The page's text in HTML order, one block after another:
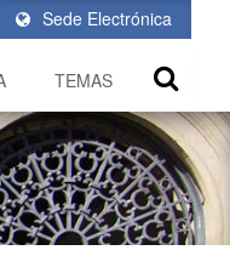
Sede Electrónica
TEMAS